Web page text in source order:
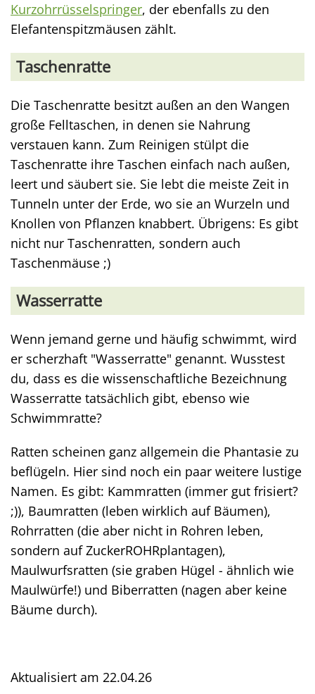
Kurzohrrüsselspringer, der ebenfalls zu den
Elefantenspitzmäusen zählt.
Taschenratte
Die Taschenratte besitzt außen an den Wangen
große Felltaschen, in denen sie Nahrung
verstauen kann. Zum Reinigen stülpt die
Taschenratte ihre Taschen einfach nach außen,
leert und säubert sie. Sie lebt die meiste Zeit in
Tunneln unter der Erde, wo sie an Wurzeln und
Knollen von Pflanzen knabbert. Übrigens: Es gibt
nicht nur Taschenratten, sondern auch
Taschenmäuse ;)
Wasserratte
Wenn jemand gerne und häufig schwimmt, wird
er scherzhaft "Wasserratte" genannt. Wusstest
du, dass es die wissenschaftliche Bezeichnung
Wasserratte tatsächlich gibt, ebenso wie
Schwimmratte?
Ratten scheinen ganz allgemein die Phantasie zu
beflügeln. Hier sind noch ein paar weitere lustige
Namen. Es gibt: Kammratten (immer gut frisiert?
;)), Baumratten (leben wirklich auf Bäumen),
Rohrratten (die aber nicht in Rohren leben,
sondern auf ZuckerROHRplantagen),
Maulwurfsratten (sie graben Hügel - ähnlich wie
Maulwürfe!) und Biberratten (nagen aber keine
Bäume durch).
Aktualisiert am 22.04.26